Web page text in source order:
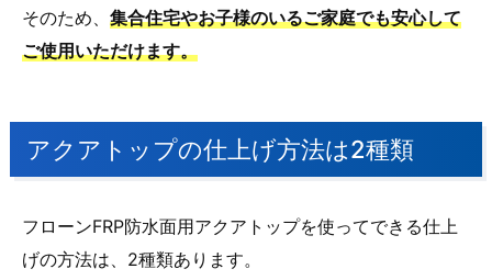
そのため、集合住宅やお子様のいるご家庭でも安心して
ご使用いただけます。
アクアトップの仕上げ方法は2種類
フローンFRP防水面用アクアトップを使ってできる仕上
げの方法は、2種類あります。